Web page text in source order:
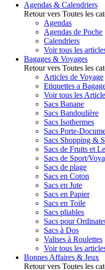
Agendas & Calendriers
Retour vers Toutes les
Agendas
Agendas de Poche
Calendriers
Voir tous les
Bagages & Voyages
Retour vers Toutes les
Articles de Voyage
Etiquettes a
Voir tous les
Sacs Banane
Sacs Bandoulière
Sacs Isothermes
Sacs Porte-
Sacs Shopping &
Sacs de Fruits et
Sacs de Sport/
Sacs de plage
Sacs en Coton
Sacs en Jute
Sacs en Papier
Sacs en Toile
Sacs pliables
Sacs pour
Sacs à Dos
Valises à Roulettes
Voir tous les
Bonnes Affaires & Jeux
Retour vers Toutes les